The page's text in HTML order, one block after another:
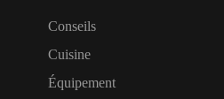
Conseils
Cuisine
Équipement